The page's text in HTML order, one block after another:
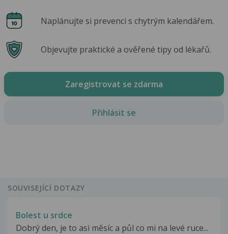
Naplánujte si prevenci s chytrým kalendářem.
Objevujte praktické a ověřené tipy od lékařů.
Zaregistrovat se zdarma
Přihlásit se
SOUVISEJÍCÍ DOTAZY
Bolest u srdce
Dobrý den, je to asi měsíc a půl co mi na levé ruce...